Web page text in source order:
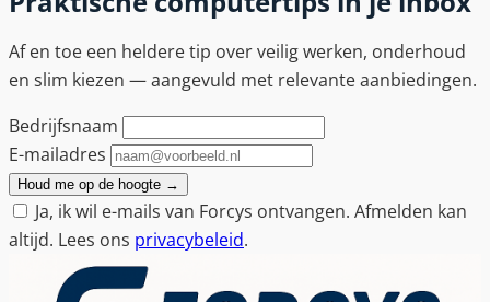
Af en toe een heldere tip over veilig werken, onderhoud
en slim kiezen — aangevuld met relevante aanbiedingen.
Bedrijfsnaam
E-mailadres
Houd me op de hoogte →
Ja, ik wil e-mails van Forcys ontvangen. Afmelden kan
altijd. Lees ons privacybeleid.